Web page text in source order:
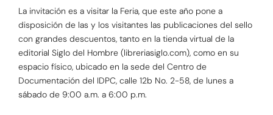
La invitación es a visitar la Feria, que este año pone a
disposición de las y los visitantes las publicaciones del sello
con grandes descuentos, tanto en la tienda virtual de la
editorial Siglo del Hombre (libreriasiglo.com), como en su
espacio físico, ubicado en la sede del Centro de
Documentación del IDPC, calle 12b No. 2-58, de lunes a
sábado de 9:00 a.m. a 6:00 p.m.